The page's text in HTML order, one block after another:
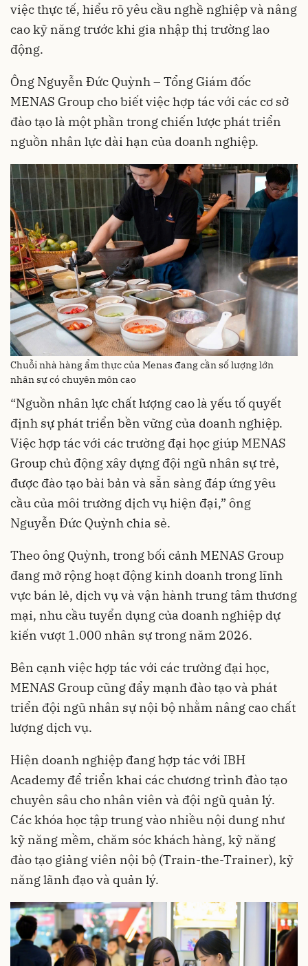
việc thực tế, hiểu rõ yêu cầu nghề nghiệp và nâng
cao kỹ năng trước khi gia nhập thị trường lao
động.
Ông Nguyễn Đức Quỳnh – Tổng Giám đốc
MENAS Group cho biết việc hợp tác với các cơ sở
đào tạo là một phần trong chiến lược phát triển
nguồn nhân lực dài hạn của doanh nghiệp.
Chuỗi nhà hàng ẩm thực của Menas đang cần số lượng lớn
nhân sự có chuyên môn cao
“Nguồn nhân lực chất lượng cao là yếu tố quyết
định sự phát triển bền vững của doanh nghiệp.
Việc hợp tác với các trường đại học giúp MENAS
Group chủ động xây dựng đội ngũ nhân sự trẻ,
được đào tạo bài bản và sẵn sàng đáp ứng yêu
cầu của môi trường dịch vụ hiện đại,” ông
Nguyễn Đức Quỳnh chia sẻ.
Theo ông Quỳnh, trong bối cảnh MENAS Group
đang mở rộng hoạt động kinh doanh trong lĩnh
vực bán lẻ, dịch vụ và vận hành trung tâm thương
mại, nhu cầu tuyển dụng của doanh nghiệp dự
kiến vượt 1.000 nhân sự trong năm 2026.
Bên cạnh việc hợp tác với các trường đại học,
MENAS Group cũng đẩy mạnh đào tạo và phát
triển đội ngũ nhân sự nội bộ nhằm nâng cao chất
lượng dịch vụ.
Hiện doanh nghiệp đang hợp tác với IBH
Academy để triển khai các chương trình đào tạo
chuyên sâu cho nhân viên và đội ngũ quản lý.
Các khóa học tập trung vào nhiều nội dung như
kỹ năng mềm, chăm sóc khách hàng, kỹ năng
đào tạo giảng viên nội bộ (Train-the-Trainer), kỹ
năng lãnh đạo và quản lý.